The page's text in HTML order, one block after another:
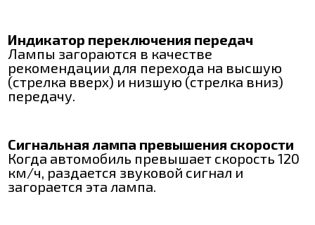
Индикатор переключения передач
Лампы загораются в качестве
рекомендации для перехода на высшую
(стрелка вверх) и низшую (стрелка вниз)
передачу.
Сигнальная лампа превышения скорости
Когда автомобиль превышает скорость 120
км/ч, раздается звуковой сигнал и
загорается эта лампа.